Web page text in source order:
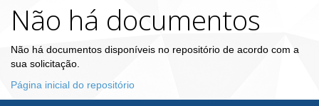
Não há documentos
Não há documentos disponíveis no repositório de acordo com a
sua solicitação.
Página inicial do repositório